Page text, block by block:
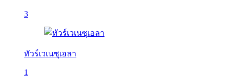
3
ทัวร์เวเนซุเอลา
1